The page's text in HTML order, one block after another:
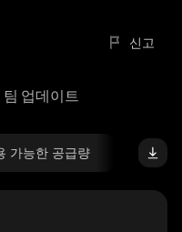
신고
팀 업데이트
가능한 공급량